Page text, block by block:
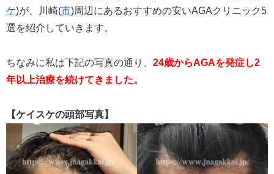
ケ)が、川崎(市)周辺にあるおすすめの安いAGAクリニック5
選を紹介していきます。
ちなみに私は下記の写真の通り、 24歳からAGAを発症し2
年以上治療を続けてきました。
【ケイスケの頭部写真】